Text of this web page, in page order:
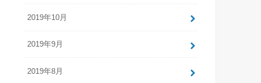
2019年10月
2019年9月
2019年8月